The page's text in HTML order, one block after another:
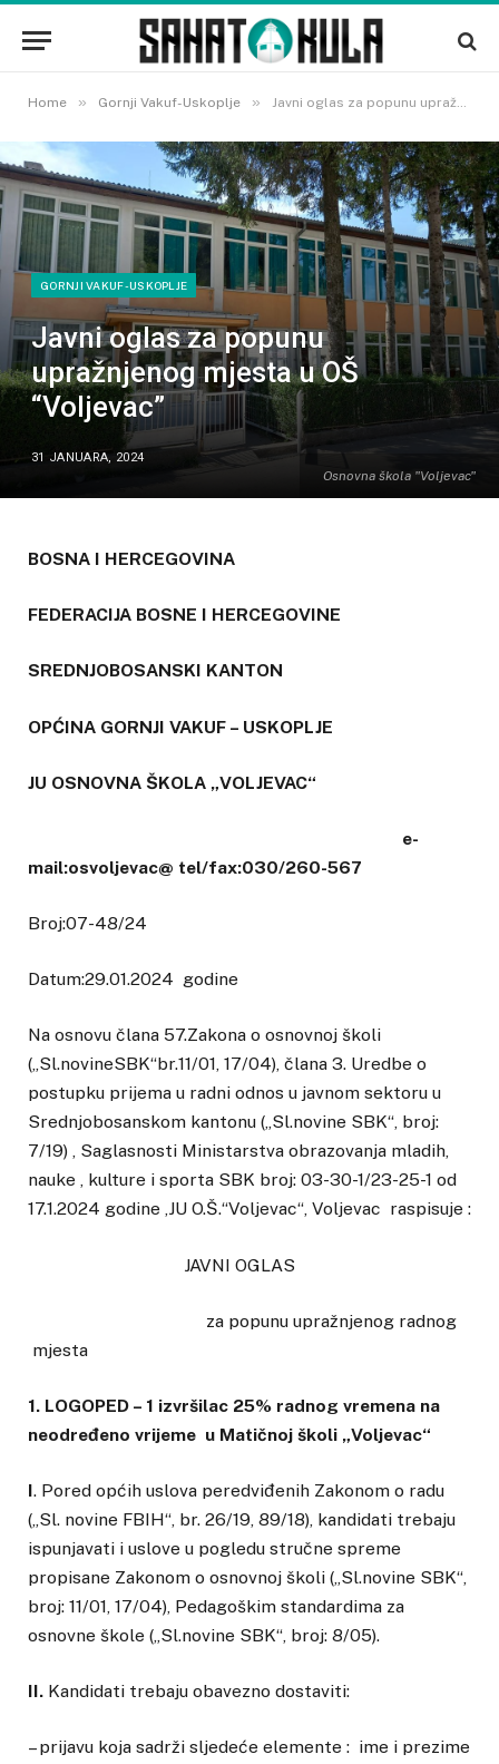
Home » Gornji Vakuf-Uskoplje » Javni oglas za popunu upražnjenog mjesta u OŠ “Voljevac”
Osnovna škola "Voljevac"
GORNJI VAKUF-USKOPLJE
Javni oglas za popunu
upražnjenog mjesta u OŠ
“Voljevac”
31 JANUARA, 2024
BOSNA I HERCEGOVINA
FEDERACIJA BOSNE I HERCEGOVINE
SREDNJOBOSANSKI KANTON
OPĆINA GORNJI VAKUF – USKOPLJE
JU OSNOVNA ŠKOLA „VOLJEVAC“
e-
mail:osvoljevac@ tel/fax:030/260-567
Broj:07-48/24
Datum:29.01.2024 godine
Na osnovu člana 57.Zakona o osnovnoj školi
(„Sl.novineSBK“br.11/01, 17/04), člana 3. Uredbe o
postupku prijema u radni odnos u javnom sektoru u
Srednjobosanskom kantonu („Sl.novine SBK“, broj:
7/19) , Saglasnosti Ministarstva obrazovanja mladih,
nauke , kulture i sporta SBK broj: 03-30-1/23-25-1 od
17.1.2024 godine ,JU O.Š.“Voljevac“, Voljevac raspisuje :
JAVNI OGLAS
za popunu upražnjenog radnog
mjesta
1. LOGOPED – 1 izvršilac 25% radnog vremena na
neodređeno vrijeme u Matičnoj školi „Voljevac“
I. Pored općih uslova peredviđenih Zakonom o radu
(„Sl. novine FBIH“, br. 26/19, 89/18), kandidati trebaju
ispunjavati i uslove u pogledu stručne spreme
propisane Zakonom o osnovnoj školi („Sl.novine SBK“,
broj: 11/01, 17/04), Pedagoškim standardima za
osnovne škole („Sl.novine SBK“, broj: 8/05).
II. Kandidati trebaju obavezno dostaviti:
– prijavu koja sadrži sljedeće elemente : ime i prezime